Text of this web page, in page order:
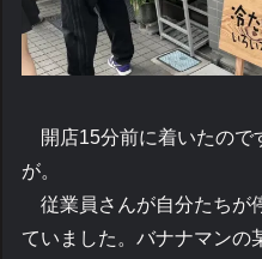
開店15分前に着いたので
が。
従業員さんが自分たちが
ていました。バナナマンの